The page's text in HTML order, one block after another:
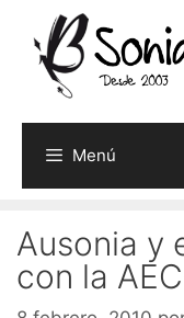
contenido
Menú
Ausonia y
con la